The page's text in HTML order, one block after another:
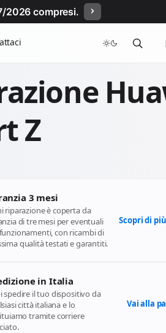
2026 compresi.
Z
3 mesi
riparazione è coperta da
di tre mesi per eventuali
con ricambi di
qualità testati e garantiti.
Scopri di
in Italia
spedire il tuo dispositivo da
città italiana e lo
tramite corriere
Vai alla